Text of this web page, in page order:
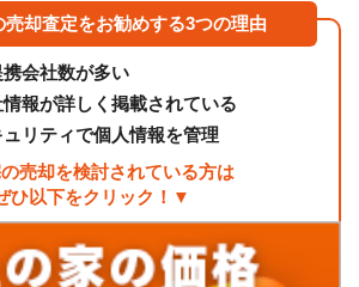
売却査定をお勧めする3つの理由
会社数が多い
報が詳しく掲載されている
リティで個人情報を管理
売却を検討されている方は
ひ以下をクリック！▼